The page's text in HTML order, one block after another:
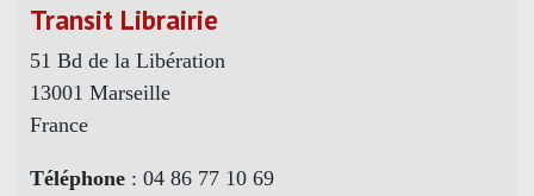
Transit Librairie
51 Bd de la Libération
13001 Marseille
France
Téléphone : 04 86 77 10 69